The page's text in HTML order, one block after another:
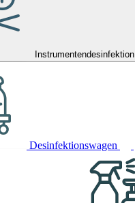
Instrumentendesinfektion
Desinfektionswagen